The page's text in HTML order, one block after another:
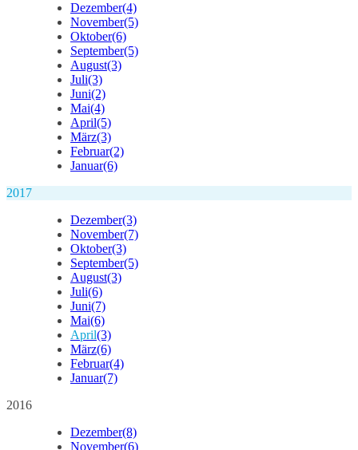
Dezember(4)
November(5)
Oktober(6)
September(5)
August(3)
Juli(3)
Juni(2)
Mai(4)
April(5)
März(3)
Februar(2)
Januar(6)
2017
Dezember(3)
November(7)
Oktober(3)
September(5)
August(3)
Juli(6)
Juni(7)
Mai(6)
April(3)
März(6)
Februar(4)
Januar(7)
2016
Dezember(8)
November(6)